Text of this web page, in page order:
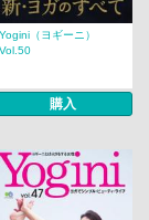
Yogini（ヨギーニ）
Vol.50
購入